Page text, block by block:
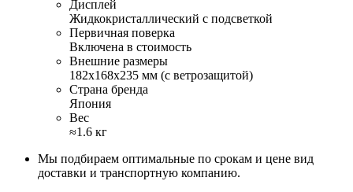
Дисплей
Жидкокристаллический с подсветкой
Первичная поверка
Включена в стоимость
Внешние размеры
182x168x235 мм (с ветрозащитой)
Страна бренда
Япония
Вес
≈1.6 кг
Мы подбираем оптимальные по срокам и цене вид
доставки и транспортную компанию.